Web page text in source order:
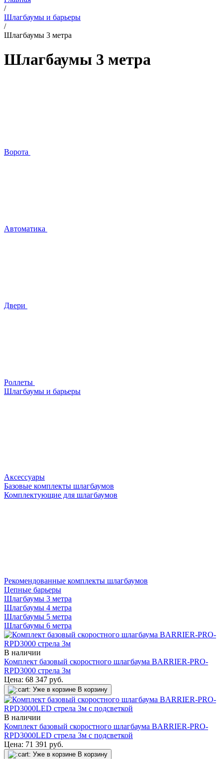
/
Шлагбаумы и барьеры
/
Шлагбаумы 3 метра
Шлагбаумы 3 метра
Ворота
Автоматика
Двери
Роллеты
Шлагбаумы и барьеры
Аксессуары
Базовые комплекты шлагбаумов
Комплектующие для шлагбаумов
Рекомендованные комплекты шлагбаумов
Цепные барьеры
Шлагбаумы 3 метра
Шлагбаумы 4 метра
Шлагбаумы 5 метра
Шлагбаумы 6 метра
В наличии
Комплект базовый скоростного шлагбаума BARRIER-PRO-
RPD3000 стрела 3м
Цена: 68 347 руб.
Уже в корзине В корзину
В наличии
Комплект базовый скоростного шлагбаума BARRIER-PRO-
RPD3000LED стрела 3м c подсветкой
Цена: 71 391 руб.
Уже в корзине В корзину